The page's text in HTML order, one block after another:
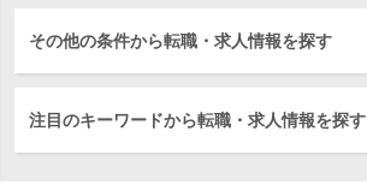
その他の条件から転職・求人情報を探す
注目のキーワードから転職・求人情報を探す